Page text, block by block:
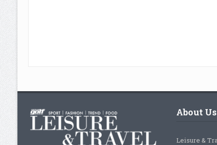
About Us
Leisure &